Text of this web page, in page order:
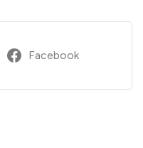
Facebook